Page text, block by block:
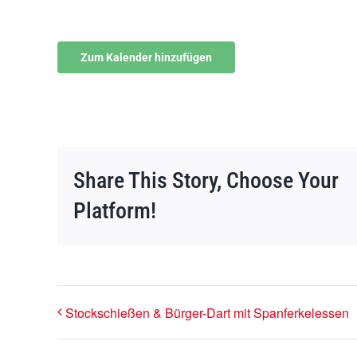
Zum Kalender hinzufügen
Share This Story, Choose Your
Platform!
Stockschießen & Bürger-Dart mit Spanferkelessen